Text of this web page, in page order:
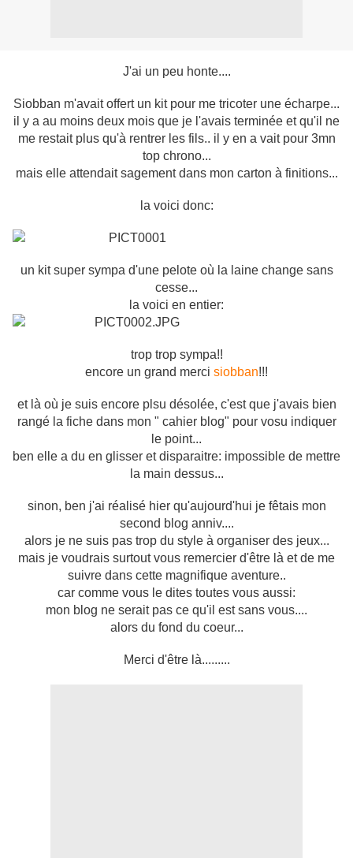
J'ai un peu honte....
Siobban m'avait offert un kit pour me tricoter une écharpe...
il y a au moins deux mois que je l'avais terminée et qu'il ne
me restait plus qu'à rentrer les fils.. il y en a vait pour 3mn
top chrono...
mais elle attendait sagement dans mon carton à finitions...
la voici donc:
un kit super sympa d'une pelote où la laine change sans
cesse...
la voici en entier:
trop trop sympa!!
encore un grand merci siobban!!!
et là où je suis encore plsu désolée, c'est que j'avais bien
rangé la fiche dans mon " cahier blog" pour vosu indiquer
le point...
ben elle a du en glisser et disparaitre: impossible de mettre
la main dessus...
sinon, ben j'ai réalisé hier qu'aujourd'hui je fêtais mon
second blog anniv....
alors je ne suis pas trop du style à organiser des jeux...
mais je voudrais surtout vous remercier d'être là et de me
suivre dans cette magnifique aventure..
car comme vous le dites toutes vous aussi:
mon blog ne serait pas ce qu'il est sans vous....
alors du fond du coeur...
Merci d'être là.........